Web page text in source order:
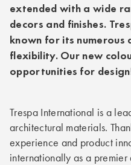
extended with a wide
decors and finishes.
known for its numerous
flexibility. Our new
opportunities for
Trespa International is a
architectural materials.
experience and product
internationally as a